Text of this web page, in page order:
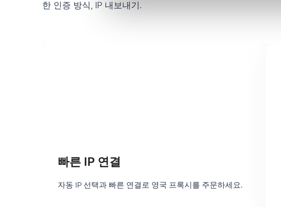
한 인증 방식, IP 내보내기.
빠른 IP 연결
자동 IP 선택과 빠른 연결로 영국 프록시를 주문하세요.